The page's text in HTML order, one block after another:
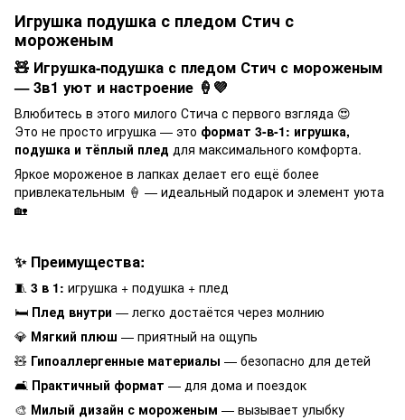
Игрушка подушка с пледом Стич с
мороженым
🧸 Игрушка-подушка с пледом Стич с мороженым
— 3в1 уют и настроение 🍦💜
Влюбитесь в этого милого Стича с первого взгляда 😍
Это не просто игрушка — это формат 3-в-1: игрушка,
подушка и тёплый плед для максимального комфорта.
Яркое мороженое в лапках делает его ещё более
привлекательным 🍦 — идеальный подарок и элемент уюта
🏡
✨ Преимущества:
🧵 3 в 1: игрушка + подушка + плед
🛏️ Плед внутри — легко достаётся через молнию
💎 Мягкий плюш — приятный на ощупь
🧸 Гипоаллергенные материалы — безопасно для детей
🛋️ Практичный формат — для дома и поездок
🎨 Милый дизайн с мороженым — вызывает улыбку